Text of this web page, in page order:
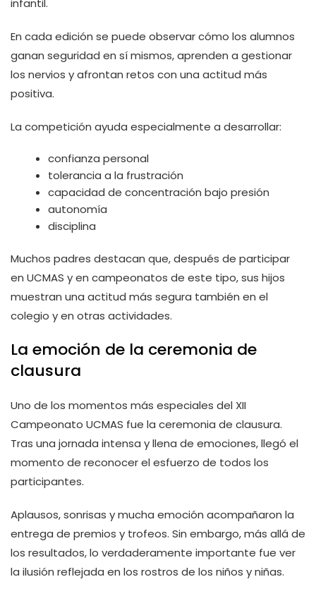
infantil.
En cada edición se puede observar cómo los alumnos
ganan seguridad en sí mismos, aprenden a gestionar
los nervios y afrontan retos con una actitud más
positiva.
La competición ayuda especialmente a desarrollar:
confianza personal
tolerancia a la frustración
capacidad de concentración bajo presión
autonomía
disciplina
Muchos padres destacan que, después de participar
en UCMAS y en campeonatos de este tipo, sus hijos
muestran una actitud más segura también en el
colegio y en otras actividades.
La emoción de la ceremonia de
clausura
Uno de los momentos más especiales del XII
Campeonato UCMAS fue la ceremonia de clausura.
Tras una jornada intensa y llena de emociones, llegó el
momento de reconocer el esfuerzo de todos los
participantes.
Aplausos, sonrisas y mucha emoción acompañaron la
entrega de premios y trofeos. Sin embargo, más allá de
los resultados, lo verdaderamente importante fue ver
la ilusión reflejada en los rostros de los niños y niñas.